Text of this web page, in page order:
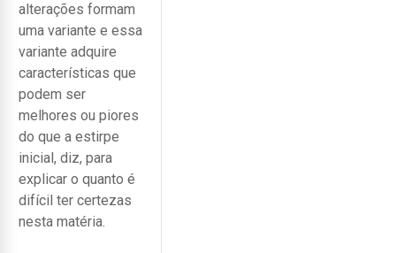
alterações formam
uma variante e essa
variante adquire
características que
podem ser
melhores ou piores
do que a estirpe
inicial, diz, para
explicar o quanto é
difícil ter certezas
nesta matéria.